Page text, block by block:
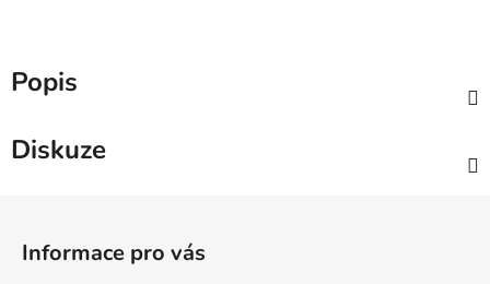
Popis
Diskuze
Informace pro vás